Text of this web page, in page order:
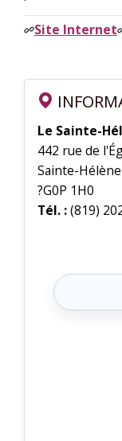
Site Internet
Le Sainte-
442 rue de
Sainte-
?G0P 1H0
Tél. :(819)